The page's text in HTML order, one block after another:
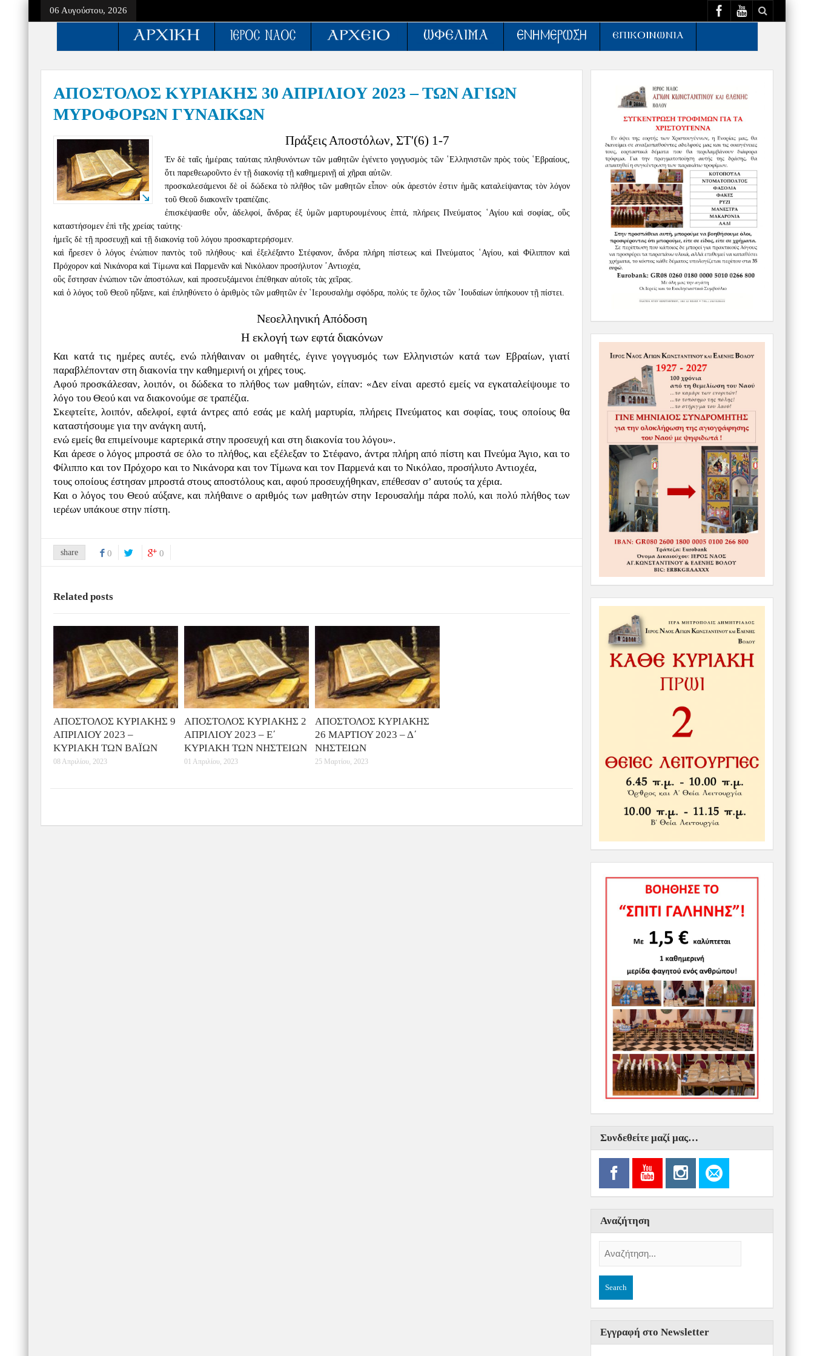
06 Αυγούστου, 2026
ΑΠΟΣΤΟΛΟΣ ΚΥΡΙΑΚΗΣ 30 ΑΠΡΙΛΙΟΥ 2023 – ΤΩΝ ΑΓΙΩΝ
ΜΥΡΟΦΟΡΩΝ ΓΥΝΑΙΚΩΝ
Πράξεις Αποστόλων, ΣΤ'(6) 1-7
Ἐν δὲ ταῖς ἡμέραις ταύταις πληθυνόντων τῶν μαθητῶν ἐγένετο γογγυσμὸς τῶν ῾Ελληνιστῶν πρὸς τοὺς ῾Εβραίους,
ὅτι παρεθεωροῦντο ἐν τῇ διακονίᾳ τῇ καθημερινῇ αἱ χῆραι αὐτῶν.
προσκαλεσάμενοι δὲ οἱ δώδεκα τὸ πλῆθος τῶν μαθητῶν εἶπον· οὐκ ἀρεστόν ἐστιν ἡμᾶς καταλείψαντας τὸν λόγον
τοῦ Θεοῦ διακονεῖν τραπέζαις.
ἐπισκέψασθε οὖν, ἀδελφοί, ἄνδρας ἐξ ὑμῶν μαρτυρουμένους ἑπτά, πλήρεις Πνεύματος ῾Αγίου καὶ σοφίας, οὓς
καταστήσομεν ἐπὶ τῆς χρείας ταύτης·
ἡμεῖς δὲ τῇ προσευχῇ καὶ τῇ διακονίᾳ τοῦ λόγου προσκαρτερήσομεν.
καὶ ἤρεσεν ὁ λόγος ἐνώπιον παντὸς τοῦ πλήθους· καὶ ἐξελέξαντο Στέφανον, ἄνδρα πλήρη πίστεως καὶ Πνεύματος ῾Αγίου, καὶ Φίλιππον καὶ
Πρόχορον καὶ Νικάνορα καὶ Τίμωνα καὶ Παρμενᾶν καὶ Νικόλαον προσήλυτον ᾿Αντιοχέα,
οὓς ἔστησαν ἐνώπιον τῶν ἀποστόλων, καὶ προσευξάμενοι ἐπέθηκαν αὐτοῖς τὰς χεῖρας.
καὶ ὁ λόγος τοῦ Θεοῦ ηὔξανε, καὶ ἐπληθύνετο ὁ ἀριθμὸς τῶν μαθητῶν ἐν ῾Ιερουσαλὴμ σφόδρα, πολύς τε ὄχλος τῶν ᾿Ιουδαίων ὑπήκουον τῇ πίστει.
Νεοελληνική Απόδοση
Η εκλογή των εφτά διακόνων
Και κατά τις ημέρες αυτές, ενώ πλήθαιναν οι μαθητές, έγινε γογγυσμός των Ελληνιστών κατά των Εβραίων, γιατί
παραβλέπονταν στη διακονία την καθημερινή οι χήρες τους.
Αφού προσκάλεσαν, λοιπόν, οι δώδεκα το πλήθος των μαθητών, είπαν: «Δεν είναι αρεστό εμείς να εγκαταλείψουμε το
λόγο του Θεού και να διακονούμε σε τραπέζια.
Σκεφτείτε, λοιπόν, αδελφοί, εφτά άντρες από εσάς με καλή μαρτυρία, πλήρεις Πνεύματος και σοφίας, τους οποίους θα
καταστήσουμε για την ανάγκη αυτή,
ενώ εμείς θα επιμείνουμε καρτερικά στην προσευχή και στη διακονία του λόγου».
Και άρεσε ο λόγος μπροστά σε όλο το πλήθος, και εξέλεξαν το Στέφανο, άντρα πλήρη από πίστη και Πνεύμα Άγιο, και το
Φίλιππο και τον Πρόχορο και το Νικάνορα και τον Τίμωνα και τον Παρμενά και το Νικόλαο, προσήλυτο Αντιοχέα,
τους οποίους έστησαν μπροστά στους αποστόλους και, αφού προσευχήθηκαν, επέθεσαν σ’ αυτούς τα χέρια.
Και ο λόγος του Θεού αύξανε, και πλήθαινε ο αριθμός των μαθητών στην Ιερουσαλήμ πάρα πολύ, και πολύ πλήθος των
ιερέων υπάκουε στην πίστη.
share 0 0
Related posts
ΑΠΟΣΤΟΛΟΣ ΚΥΡΙΑΚΗΣ 9
ΑΠΡΙΛΙΟΥ 2023 –
ΚΥΡΙΑΚΗ ΤΩΝ ΒΑΪΩΝ
08 Απριλίου, 2023
ΑΠΟΣΤΟΛΟΣ ΚΥΡΙΑΚΗΣ 2
ΑΠΡΙΛΙΟΥ 2023 – Ε´
ΚΥΡΙΑΚΗ ΤΩΝ ΝΗΣΤΕΙΩΝ
01 Απριλίου, 2023
ΑΠΟΣΤΟΛΟΣ ΚΥΡΙΑΚΗΣ
26 ΜΑΡΤΙΟΥ 2023 – Δ΄
ΝΗΣΤΕΙΩΝ
25 Μαρτίου, 2023
Συνδεθείτε μαζί μας…
Αναζήτηση
Εγγραφή στο Newsletter